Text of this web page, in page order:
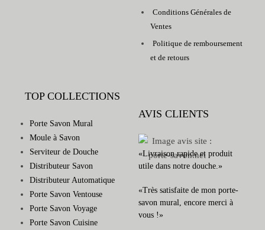
Conditions Générales de
Ventes
Politique de remboursement
et de retours
TOP COLLECTIONS
Porte Savon Mural
Moule à Savon
Serviteur de Douche
Distributeur Savon
Distributeur Automatique
Porte Savon Ventouse
Porte Savon Voyage
Porte Savon Cuisine
AVIS CLIENTS
«Livraison rapide et produit
utile dans notre douche.»
«Très satisfaite de mon porte-
savon mural, encore merci à
vous !»